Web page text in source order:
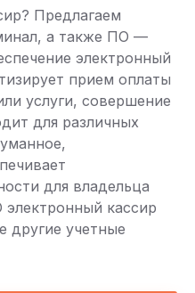
Предлагаем
а также ПО —
электронный
прием оплаты
услуги, совершение
для различных
для владельца
кассир
другие учетные